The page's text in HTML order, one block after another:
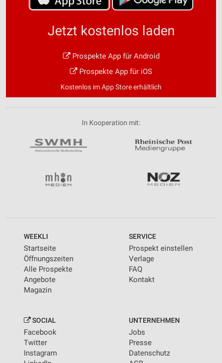
Jetzt kostenlos laden
Prospekte App für Android
Prospekte App für iOS
Kostenlos im App Store erhältlich
In Kooperation mit:
WEEKLI
Startseite
Öffnungszeiten
Alle Prospekte
Angebote
Magazin
SERVICE
Prospekt einstellen
Verlage
FAQ
Kontakt
SOCIAL
Facebook
Twitter
Instagram
UNTERNEHMEN
Jobs
Presse
Datenschutz